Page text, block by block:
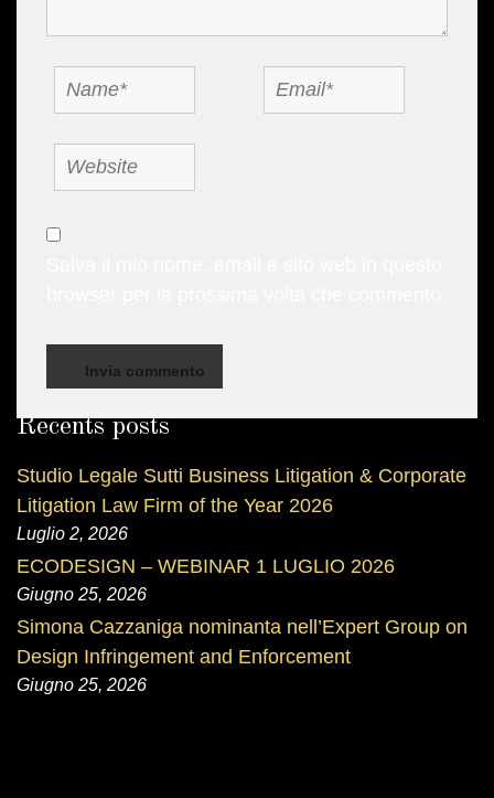
Name Email
Website
Recents posts
Studio Legale Sutti Business Litigation & Corporate
Litigation Law Firm of the Year 2026
Luglio 2, 2026
ECODESIGN – WEBINAR 1 LUGLIO 2026
Giugno 25, 2026
Simona Cazzaniga nominanta nell’Expert Group on
Design Infringement and Enforcement
Giugno 25, 2026